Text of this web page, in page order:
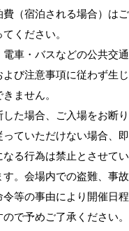
（宿泊される場合）は
ください。
車・バスなどの公共交
び注意事項に従わず生
ません。
した場合、ご入場をお断
ていただけない場合、
る行為は禁止とさせてい
。会場内での盗難、事
令等の事由により開催
で予めご了承ください。